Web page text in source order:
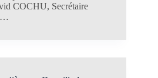
COCHU, Secrétaire